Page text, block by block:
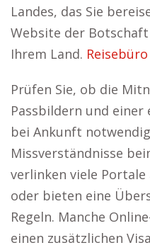
Landes, das Sie
Website der
Ihrem Land.
Prüfen Sie, ob die
Passbildern und
bei Ankunft
Missverständnisse
verlinken viele
oder bieten eine
Regeln. Manche
einen zusätzlichen